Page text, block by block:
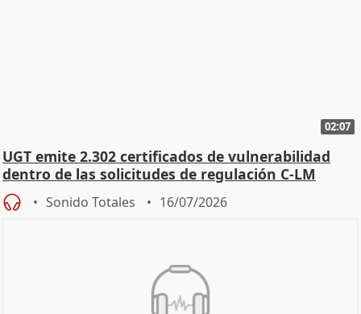
02:07
UGT emite 2.302 certificados de vulnerabilidad
dentro de las solicitudes de regulación C-LM
Sonido Totales 16/07/2026